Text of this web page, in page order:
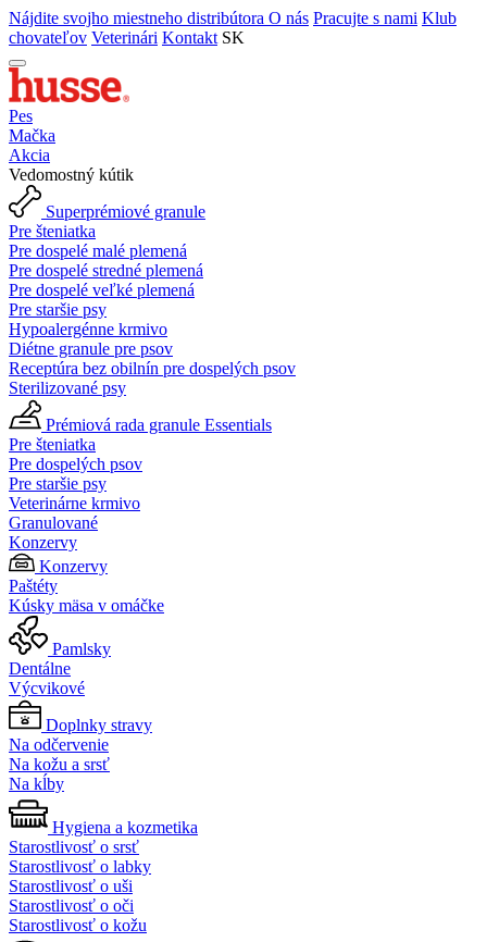
Nájdite svojho miestneho distribútora O nás Pracujte s nami Klub
chovateľov Veterinári Kontakt SK
Pes
Mačka
Akcia
Vedomostný kútik
Superprémiové granule
Pre šteniatka
Pre dospelé malé plemená
Pre dospelé stredné plemená
Pre dospelé veľké plemená
Pre staršie psy
Hypoalergénne krmivo
Diétne granule pre psov
Receptúra bez obilnín pre dospelých psov
Sterilizované psy
Prémiová rada granule Essentials
Pre šteniatka
Pre dospelých psov
Pre staršie psy
Veterinárne krmivo
Granulované
Konzervy
Konzervy
Paštéty
Kúsky mäsa v omáčke
Pamlsky
Dentálne
Výcvikové
Doplnky stravy
Na odčervenie
Na kožu a srsť
Na kĺby
Hygiena a kozmetika
Starostlivosť o srsť
Starostlivosť o labky
Starostlivosť o uši
Starostlivosť o oči
Starostlivosť o kožu